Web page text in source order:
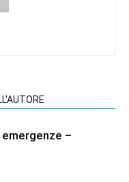
emergenze –